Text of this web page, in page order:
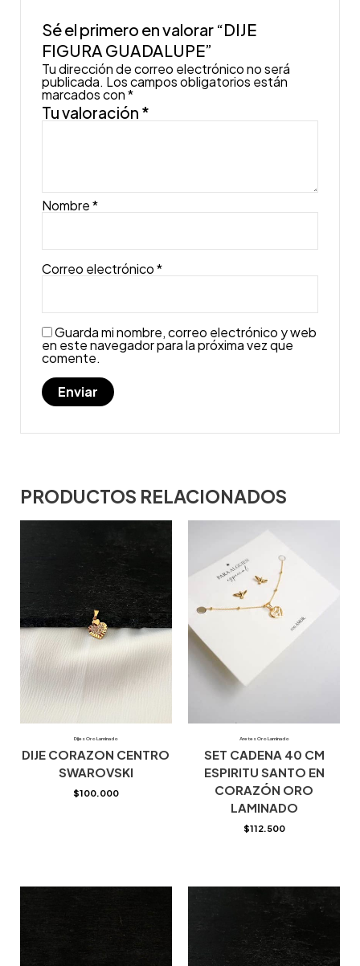
Sé el primero en valorar “DIJE
FIGURA GUADALUPE”
Tu dirección de correo electrónico no será
publicada. Los campos obligatorios están
marcados con*
Tu valoración *
Nombre*
Correo electrónico*
Guarda mi nombre, correo electrónico y web
en este navegador para la próxima vez que
comente.
PRODUCTOS RELACIONADOS
Dijes Oro Laminado
DIJE CORAZON CENTRO
SWAROVSKI
$100.000
Aretes Oro Laminado
SET CADENA 40 CM
ESPIRITU SANTO EN
CORAZÓN ORO
LAMINADO
$112.500